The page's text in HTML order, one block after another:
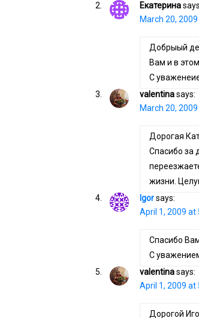
Екатерина
March 20,
Добрыый
Вам и в
С
valentinasays:
March 20,
Дорогая
Спасибо за
жизни.
Igorsays:
April 1, 2009 at
Спасибо
С
valentinasays:
April 1, 2009 at
Дорогой